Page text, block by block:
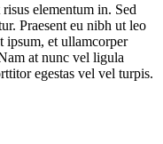
elementum in. Sed
Praesent eu nibh ut leo
ipsum, et ullamcorper
at nunc vel ligula
egestas vel vel turpis.